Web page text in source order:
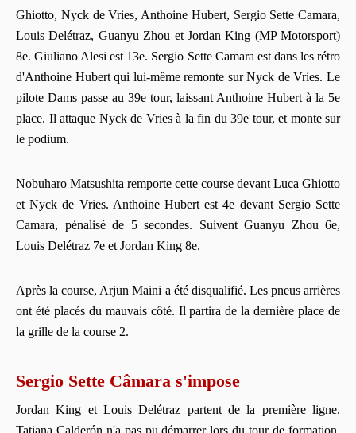
Ghiotto, Nyck de Vries, Anthoine Hubert, Sergio Sette Camara,
Louis Delétraz, Guanyu Zhou et Jordan King (MP Motorsport)
8e. Giuliano Alesi est 13e. Sergio Sette Camara est dans les rétro
d'Anthoine Hubert qui lui-même remonte sur Nyck de Vries. Le
pilote Dams passe au 39e tour, laissant Anthoine Hubert à la 5e
place. Il attaque Nyck de Vries à la fin du 39e tour, et monte sur
le podium.
Nobuharo Matsushita remporte cette course devant Luca Ghiotto
et Nyck de Vries. Anthoine Hubert est 4e devant Sergio Sette
Camara, pénalisé de 5 secondes. Suivent Guanyu Zhou 6e,
Louis Delétraz 7e et Jordan King 8e.
Après la course, Arjun Maini a été disqualifié. Les pneus arrières
ont été placés du mauvais côté. Il partira de la dernière place de
la grille de la course 2.
Sergio Sette Câmara s'impose
Jordan King et Louis Delétraz partent de la première ligne.
Tatiana Calderón n'a pas pu démarrer lors du tour de formation.